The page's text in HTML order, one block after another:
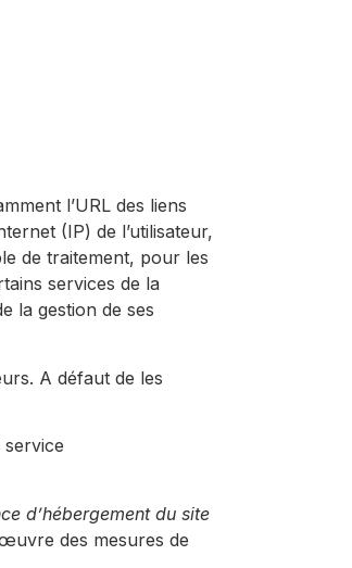
l’URL des liens
(IP) de l’utilisateur,
de traitement, pour les
services de la
la gestion de ses
A défaut de les
service
d’hébergement du site
des mesures de